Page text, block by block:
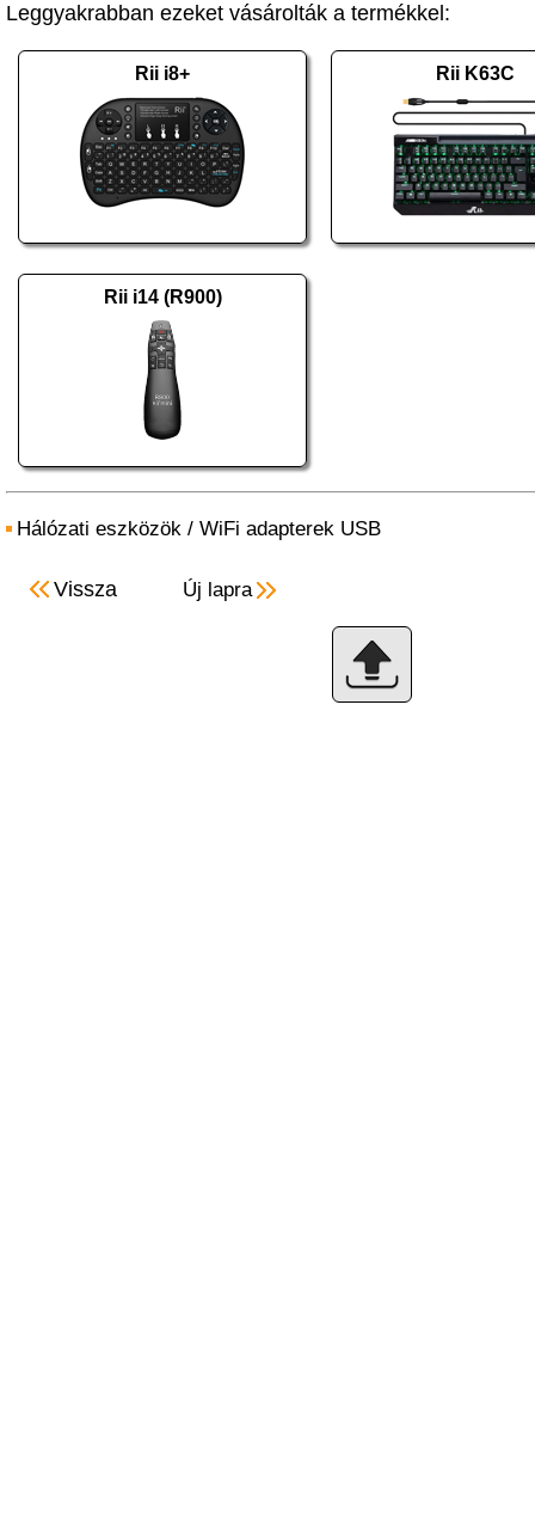
Leggyakrabban ezeket vásárolták a termékkel:
Rii i8+ Rii K63C
Rii i14 (R900)
Hálózati eszközök / WiFi adapterek USB
Vissza Új lapra